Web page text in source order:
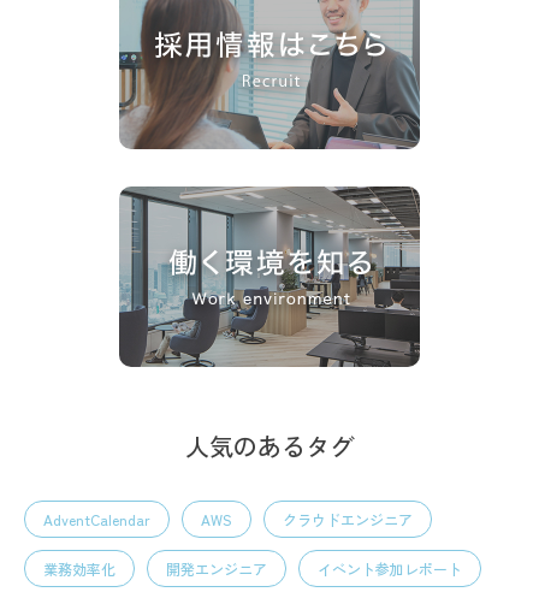
人気のあるタグ
AdventCalendar AWS クラウドエンジニア
業務効率化 開発エンジニア イベント参加レポート